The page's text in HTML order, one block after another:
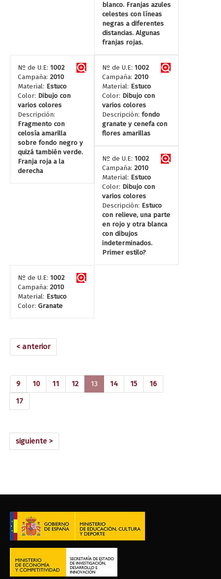
blanco. Franjas azules
celestes con líneas
negras a diferentes
distancias. Algunas
franjas rojas.
Nº de U.E: 1002
Campaña: 2010
Material: Estuco
Color: Dibujo con
varios colores
Descripción:
Fragmento con
celosía amarilla
sobre fondo negro y
quizá también verde.
Franja roja a la
derecha
Nº de U.E: 1002
Campaña: 2010
Material: Estuco
Color: Dibujo con
varios colores
Descripción: fondo
granate y cenefa con
flores amarillas
Nº de U.E: 1002
Campaña: 2010
Material: Estuco
Color: Dibujo con
varios colores
Descripción: Estuco
con relieve, una parte
en rojo y otra blanca
con dibujos
indeterminados.
Primer estilo?
Nº de U.E: 1002
Campaña: 2010
Material: Estuco
Color: Granate
< anterior
9 10 11 12 13 (current)
14 15
16
17
siguiente >